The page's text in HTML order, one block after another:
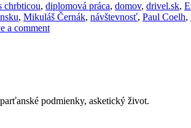
chrbticou, diplomová práca, domov, drivel.sk,
, Mikuláš Černák, návštevnosť, Paul Coelh,
a comment
podmienky, asketický život.